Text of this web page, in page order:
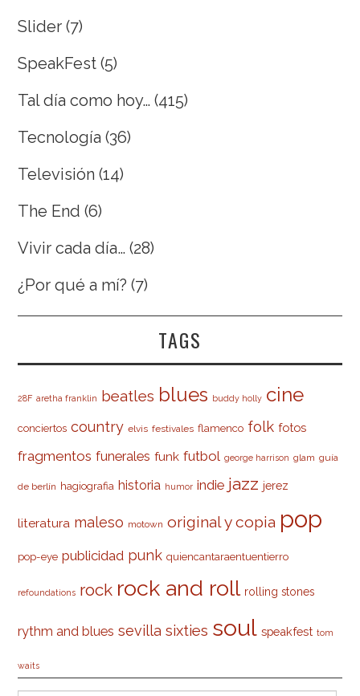
Slider (7)
SpeakFest (5)
Tal día como hoy… (415)
Tecnología (36)
Televisión (14)
The End (6)
Vivir cada día… (28)
¿Por qué a mí? (7)
TAGS
28F aretha franklin beatles blues buddy holly cine
conciertos country elvis festivales flamenco folk fotos
fragmentos funerales funk futbol george harrison glam guía
de berlín hagiografia historia humor indie jazz jerez
literatura maleso motown original y copia pop
pop-eye publicidad punk quiencantaraentuentierro
refoundations rock rock and roll rolling stones
rythm and blues sevilla sixties soul speakfest tom
waits